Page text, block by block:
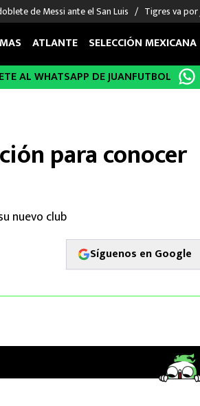
de Messi ante el San Luis Tigres va
FIGURAS
Sergio Ramos
Boxeo
ATLANTE SELECCIÓN MEXICANA
AL WHATSAPP DE JUANFUTBOL
para conocer
nuevo club
Síguenos en Google